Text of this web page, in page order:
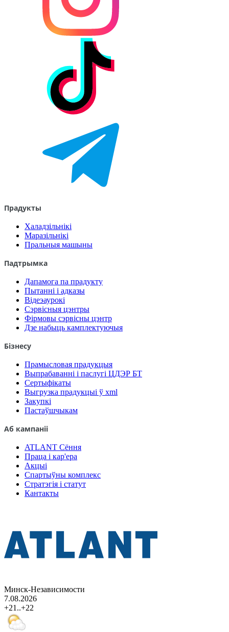
Прадукты
Халадзільнікі
Маразільнікі
Пральныя машыны
Падтрымка
Дапамога па прадукту
Пытанні і адказы
Відеэаурокі
Сэрвісныя цэнтры
Фірмовы сэрвісны цэнтр
Дзе набыць камплектуючыя
Бізнесу
Прамысловая прадукцыя
Выпрабаванні і паслугі ЦДЭР БТ
Сертыфікаты
Выгрузка прадукцыі ў xml
Закупкі
Пастаўшчыкам
Аб кампаніі
ATLANT Сёння
Праца і кар'ера
Акцыі
Спартыўны комплекс
Стратэгія і статут
Кантакты
Минск-Независимости
7.08.2026
+21..+22